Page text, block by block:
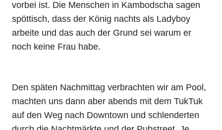
vorbei ist. Die Menschen in Kambodscha sagen
spöttisch, dass der König nachts als Ladyboy
arbeite und das auch der Grund sei warum er
noch keine Frau habe.
Den späten Nachmittag verbrachten wir am Pool,
machten uns dann aber abends mit dem TukTuk
auf den Weg nach Downtown und schlenderten